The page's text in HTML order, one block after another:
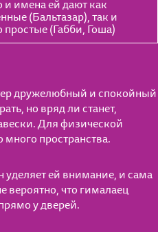
и имена ей дают как
(Бальтазар), так и
простые (Габби, Гоша)
дружелюбный и спокойный
но вряд ли станет,
Для физической
пространства.
уделяет ей внимание, и сама
вероятно, что гималаец
у дверей.